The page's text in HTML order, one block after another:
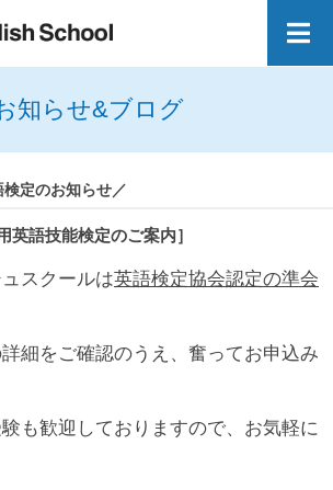
知らせ&ブログ
定のお知らせ／
英語技能検定のご案内］
スクールは英語検定協会認定の準会
細をご確認のうえ、奮ってお申込み
も歓迎しておりますので、お気軽に